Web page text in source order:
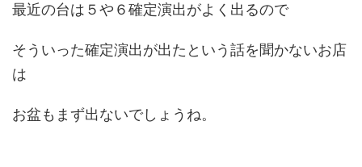
最近の台は５や６確定演出がよく出るので
そういった確定演出が出たという話を聞かないお店
は
お盆もまず出ないでしょうね。